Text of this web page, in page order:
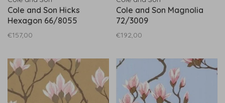
Cole and Son Hicks
Hexagon 66/8055
€157,00
Cole and Son Magnolia
72/3009
€192,00